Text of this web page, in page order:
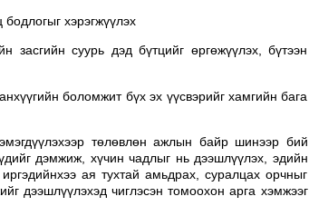
хэрэгжүүлэх
суурь дэд бүтцийг өргөжүүлэх, бүтээн
боломжит бүх эх үүсвэрийг хамгийн бага
төлөвлөн ажлын байр шинээр бий
дэмжиж, хүчин чадлыг нь дээшлүүлэх, эдийн
ая тухтай амьдрах, суралцах орчныг
дээшлүүлэхэд чиглэсэн томоохон арга хэмжээг